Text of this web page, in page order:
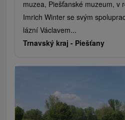
muzea, Piešťanské muzeum, v
Imrich Winter se svým
lázní Václavem...
Trnavský kraj - Piešťany